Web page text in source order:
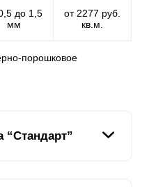
до 1,5
мм
от 2277 руб.
кв.м.
порошковое
“Стандарт”